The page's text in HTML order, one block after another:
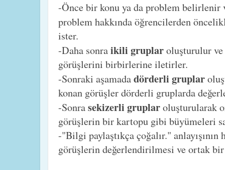
-Önce bir konu ya da problem belirlenir
problem hakkında öğrencilerden
ister.
-Daha sonraikili gruplaroluşturulur
görüşlerini birbirlerine iletirler.
-Sonraki aşamadadörderli gruplar
konan görüşler dörderli gruplarda
-Sonrasekizerli gruplaroluşturularak
görüşlerin bir kartopu gibi büyümeleri
-"Bilgi paylaştıkça çoğalır."
görüşlerin değerlendirilmesi ve ortak bir